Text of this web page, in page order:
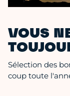
VOUS
Sélection des
coup toute